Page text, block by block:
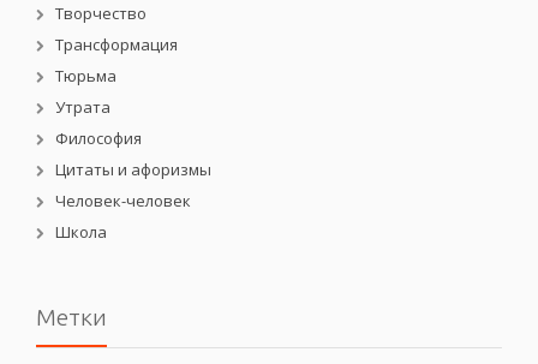
Творчество
Трансформация
Тюрьма
Утрата
Философия
Цитаты и афоризмы
Человек-человек
Школа
Метки